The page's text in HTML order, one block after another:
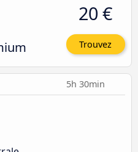
20 €
Trouvez
5h 30min